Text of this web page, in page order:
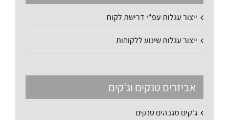
ייצור עגלות עפ"י דרישת לקוח
ייצור עגלות שינוע ללקוחות
אביזרים טנקים וג'קים
ג'קים מגבהים טנקים